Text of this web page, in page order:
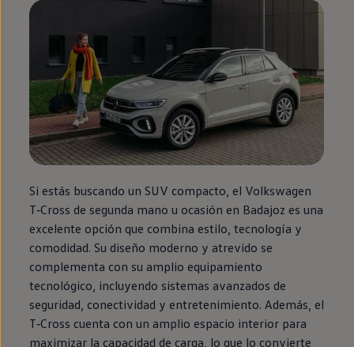
Si estás buscando un SUV compacto, el Volkswagen
T‑Cross de segunda mano u ocasión en Badajoz es una
excelente opción que combina estilo, tecnología y
comodidad. Su diseño moderno y atrevido se
complementa con su amplio equipamiento
tecnológico, incluyendo sistemas avanzados de
seguridad, conectividad y entretenimiento. Además, el
T‑Cross cuenta con un amplio espacio interior para
maximizar la capacidad de carga, lo que lo convierte